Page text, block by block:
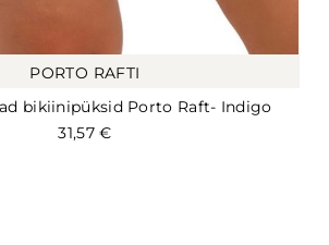
PORTO RAFTI
bikiinipüksid Porto Raft- Indigo
31,57€